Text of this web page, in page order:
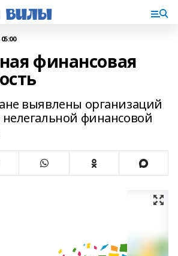
финансовая
выявлены организаций
финансовой